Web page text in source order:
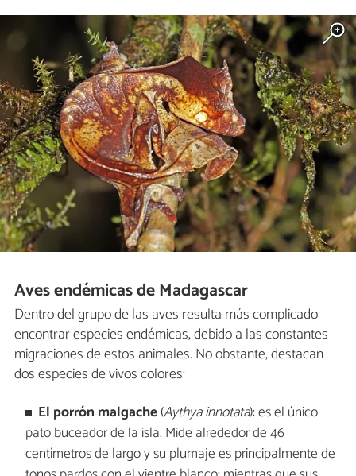
Aves endémicas de Madagascar
Dentro del grupo de las aves resulta más complicado
encontrar especies endémicas, debido a las constantes
migraciones de estos animales. No obstante, destacan
dos especies de vivos colores:
El porrón malgache(Aythya innotata): es el único
pato buceador de la isla. Mide alrededor de 46
centímetros de largo y su plumaje es principalmente de